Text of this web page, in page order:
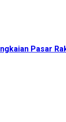
Pasar